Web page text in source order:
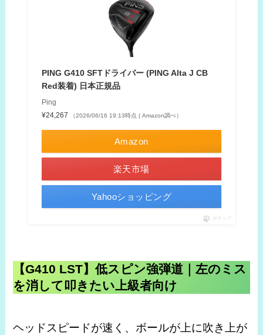
PING G410 SFTドライバー (PING Alta J CB
Red装着) 日本正規品
Ping
¥24,267
（2026/06/16 19:13時点 | Amazon調べ）
Amazon
楽天市場
Yahooショッピング
ポチップ
【G410 LST】低スピン強弾道｜左のミス
を消して叩きたい上級者向け
ヘッドスピードが速く、ボールが上に吹き上が